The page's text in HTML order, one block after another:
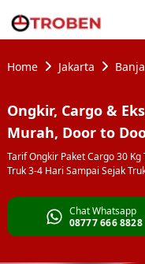
Home Jakarta
Ongkir, Cargo &
Murah, Door to
Tarif Ongkir Paket Cargo 30
Truk 3-4 Hari Sampai Sejak
Chat Whatsapp
08777 666 8828